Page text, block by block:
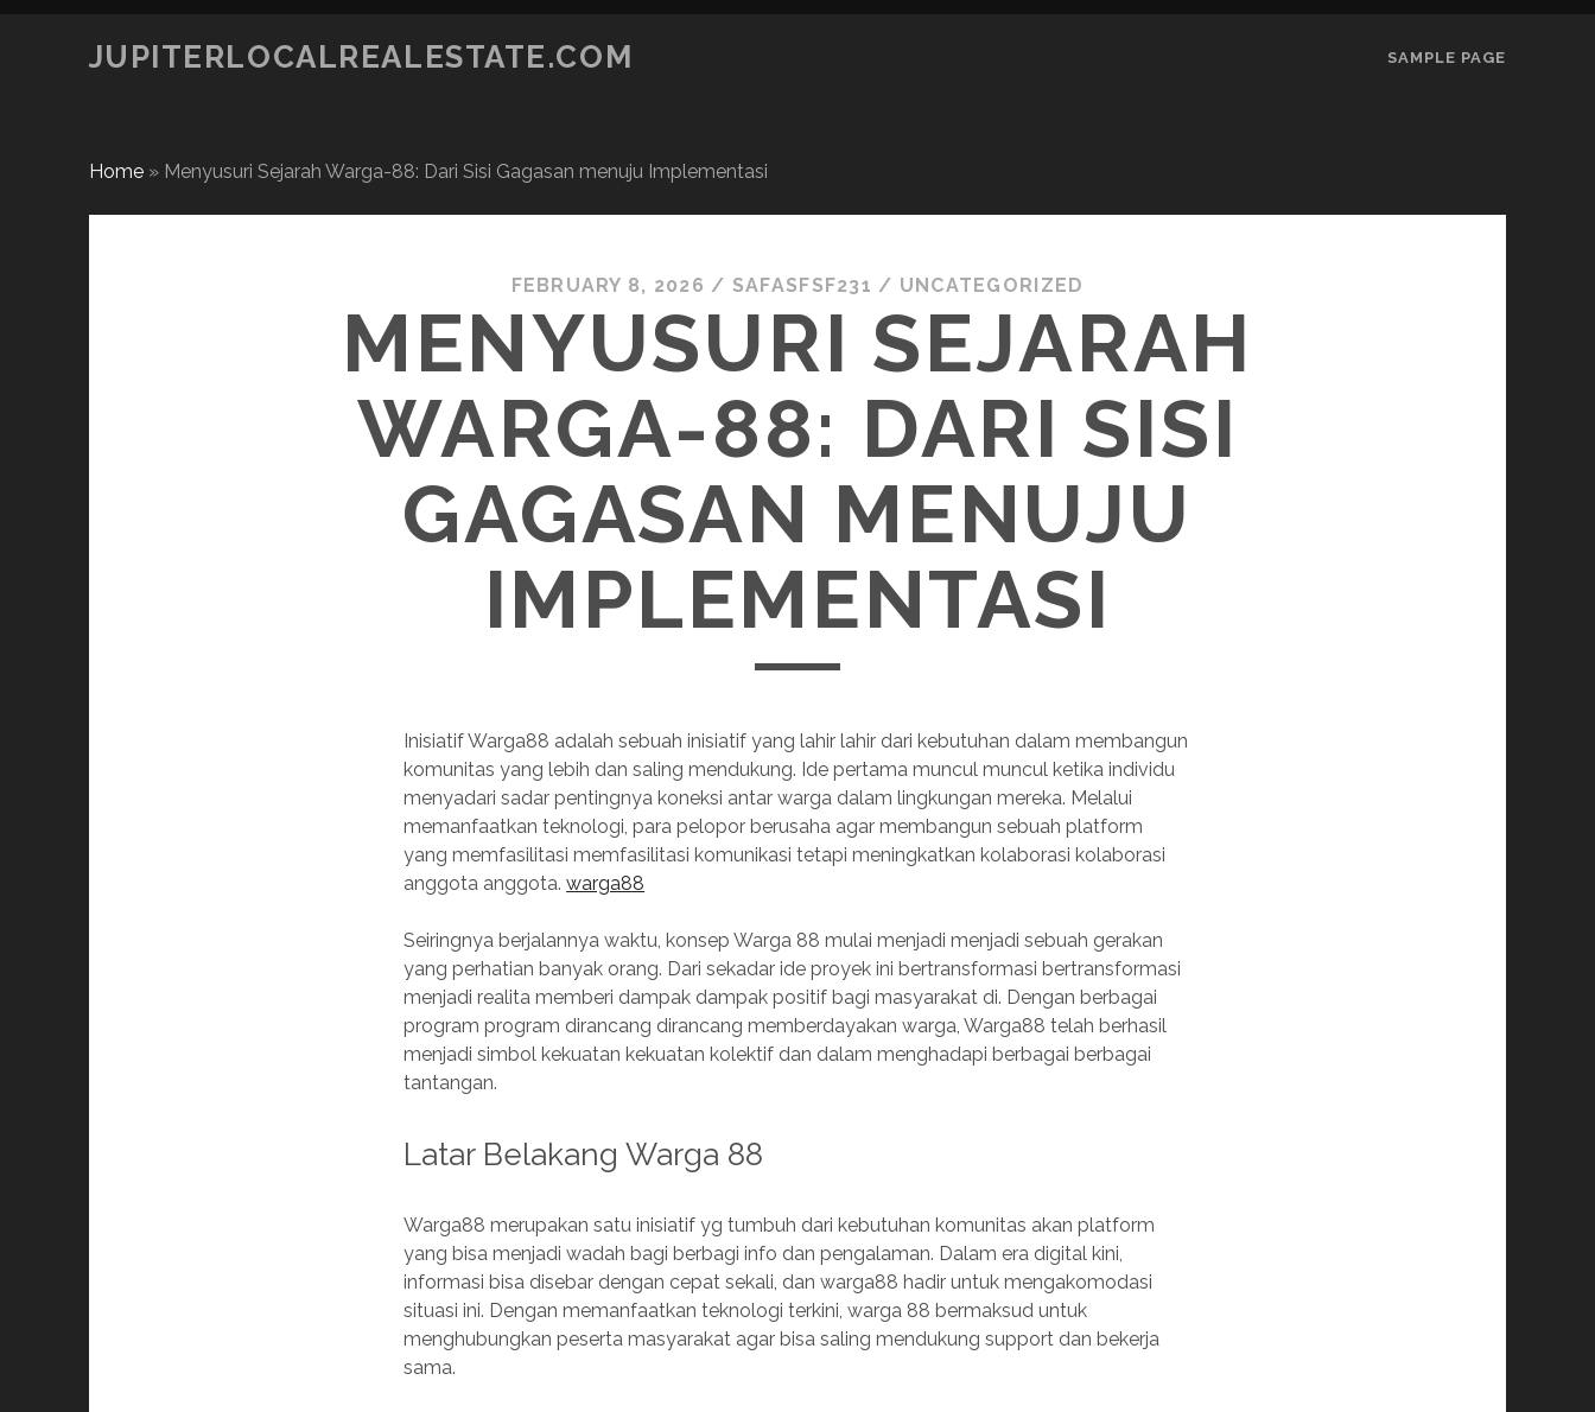
JUPITERLOCALREALESTATE.COM SAMPLE PAGE
Home» Menyusuri Sejarah Warga-88: Dari Sisi Gagasan menuju Implementasi
FEBRUARY 8, 2026 / SAFASFSF231 / UNCATEGORIZED
MENYUSURI SEJARAH
WARGA-88: DARI SISI
GAGASAN MENUJU
IMPLEMENTASI
Inisiatif Warga88 adalah sebuah inisiatif yang lahir lahir dari kebutuhan dalam membangun
komunitas yang lebih dan saling mendukung. Ide pertama muncul muncul ketika individu
menyadari sadar pentingnya koneksi antar warga dalam lingkungan mereka. Melalui
memanfaatkan teknologi, para pelopor berusaha agar membangun sebuah platform
yang memfasilitasi memfasilitasi komunikasi tetapi meningkatkan kolaborasi kolaborasi
anggota anggota.warga88
Seiringnya berjalannya waktu, konsep Warga 88 mulai menjadi menjadi sebuah gerakan
yang perhatian banyak orang. Dari sekadar ide proyek ini bertransformasi bertransformasi
menjadi realita memberi dampak dampak positif bagi masyarakat di. Dengan berbagai
program program dirancang dirancang memberdayakan warga, Warga88 telah berhasil
menjadi simbol kekuatan kekuatan kolektif dan dalam menghadapi berbagai berbagai
tantangan.
Latar Belakang Warga 88
Warga88 merupakan satu inisiatif yg tumbuh dari kebutuhan komunitas akan platform
yang bisa menjadi wadah bagi berbagi info dan pengalaman. Dalam era digital kini,
informasi bisa disebar dengan cepat sekali, dan warga88 hadir untuk mengakomodasi
situasi ini. Dengan memanfaatkan teknologi terkini, warga 88 bermaksud untuk
menghubungkan peserta masyarakat agar bisa saling mendukung support dan bekerja
sama.